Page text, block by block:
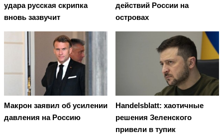
удара русская скрипка
вновь зазвучит
действий России на
островах
Макрон заявил об усилении
давления на Россию
Handelsblatt: хаотичные
решения Зеленского
привели в тупик